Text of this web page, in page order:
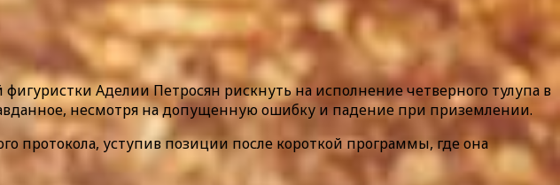
Аделии Петросян рискнуть на исполнение четверного тулупа в
несмотря на допущенную ошибку и падение при приземлении.
протокола, уступив позиции после короткой программы, где она